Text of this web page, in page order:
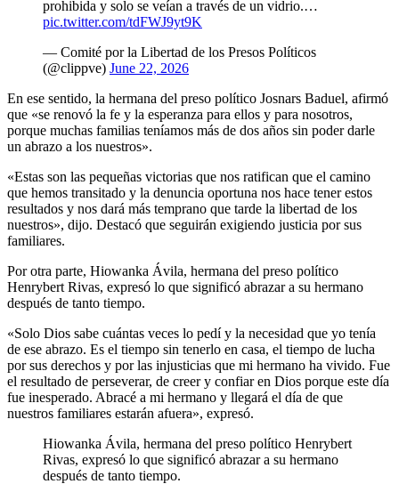
prohibida y solo se veían a través de un vidrio.…
pic.twitter.com/tdFWJ9yt9K
— Comité por la Libertad de los Presos Políticos
(@clippve) June 22, 2026
En ese sentido, la hermana del preso político Josnars Baduel, afirmó
que «se renovó la fe y la esperanza para ellos y para nosotros,
porque muchas familias teníamos más de dos años sin poder darle
un abrazo a los nuestros».
«Estas son las pequeñas victorias que nos ratifican que el camino
que hemos transitado y la denuncia oportuna nos hace tener estos
resultados y nos dará más temprano que tarde la libertad de los
nuestros», dijo. Destacó que seguirán exigiendo justicia por sus
familiares.
Por otra parte, Hiowanka Ávila, hermana del preso político
Henrybert Rivas, expresó lo que significó abrazar a su hermano
después de tanto tiempo.
«Solo Dios sabe cuántas veces lo pedí y la necesidad que yo tenía
de ese abrazo. Es el tiempo sin tenerlo en casa, el tiempo de lucha
por sus derechos y por las injusticias que mi hermano ha vivido. Fue
el resultado de perseverar, de creer y confiar en Dios porque este día
fue inesperado. Abracé a mi hermano y llegará el día de que
nuestros familiares estarán afuera», expresó.
Hiowanka Ávila, hermana del preso político Henrybert
Rivas, expresó lo que significó abrazar a su hermano
después de tanto tiempo.